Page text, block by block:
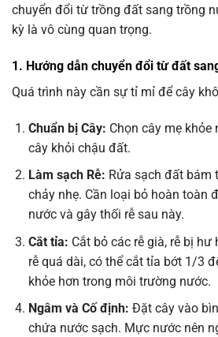
chuyển đổi từ trồng đất sang trồng
kỳ là vô cùng quan trọng.
1. Hướng dẫn chuyển đổi từ đất
Quá trình này cần sự tỉ mỉ để cây
Chuẩn bị Cây: Chọn cây mẹ khỏe
cây khỏi chậu đất.
Làm sạch Rễ: Rửa sạch đất bám
chảy nhẹ. Cần loại bỏ hoàn toàn
nước và gây thối rễ sau này.
Cắt tỉa: Cắt bỏ các rễ già, rễ bị hư
rễ quá dài, có thể cắt tỉa bớt 1/3
khỏe hơn trong môi trường nước.
Ngâm và Cố định: Đặt cây vào
chứa nước sạch. Mực nước nên